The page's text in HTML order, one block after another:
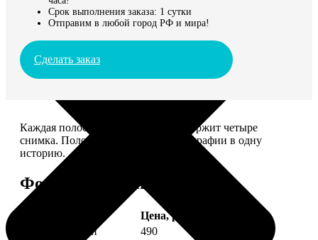
Срок выполнения заказа: 1 сутки
Отправим в любой город РФ и мира!
Сделать заказ
Каждая полоска размером 5*20 содержит четыре
снимка. Полоски объединяют фотографии в одну
историю.
Форматы и цены
Цена, руб.
4 фото полоски
490